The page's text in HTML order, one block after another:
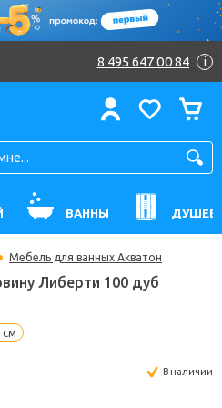
8 495 647 00 84 i
ВАННЫ
Мебель для ванных Акватон